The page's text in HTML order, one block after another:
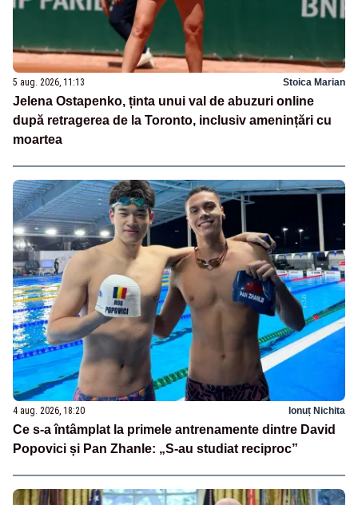
5 aug. 2026, 11:13 Stoica Marian
Jelena Ostapenko, ținta unui val de abuzuri online
după retragerea de la Toronto, inclusiv amenințări cu
moartea
4 aug. 2026, 18:20 Ionuț Nichita
Ce s-a întâmplat la primele antrenamente dintre David
Popovici și Pan Zhanle: „S-au studiat reciproc”